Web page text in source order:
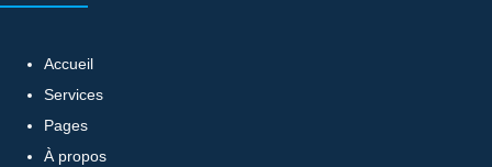
Accueil
Services
Pages
À propos